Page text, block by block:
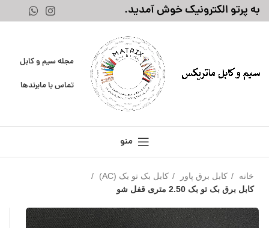
به پرتو الکترونیک خوش آمدید.
مجله سیم و کابل
تماس با مابرندها
منو
خانه کابل برق پاور
کابل بک تو بک (AC)
کابل برق بک تو بک 2.50 متری قفل شو